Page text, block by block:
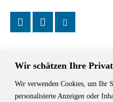
Wir schätzen Ihre
Wir verwenden Cookies, um Ihr
personalisierte Anzeigen oder
Das Schriftstellerhaus ist ein